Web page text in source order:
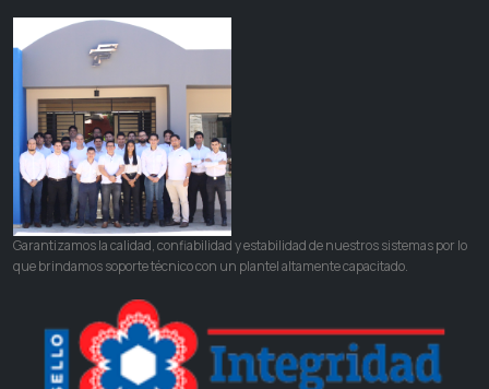
Garantizamos la calidad, confiabilidad y estabilidad de nuestros sistemas por lo
que brindamos soporte técnico con un plantel altamente capacitado.